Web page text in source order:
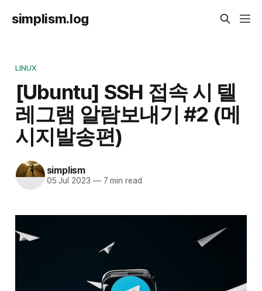
simplism.log
LINUX
[Ubuntu] SSH 접속 시 텔
레그램 알람보내기 #2 (메
시지발송편)
simplism
05 Jul 2023 —7 min read